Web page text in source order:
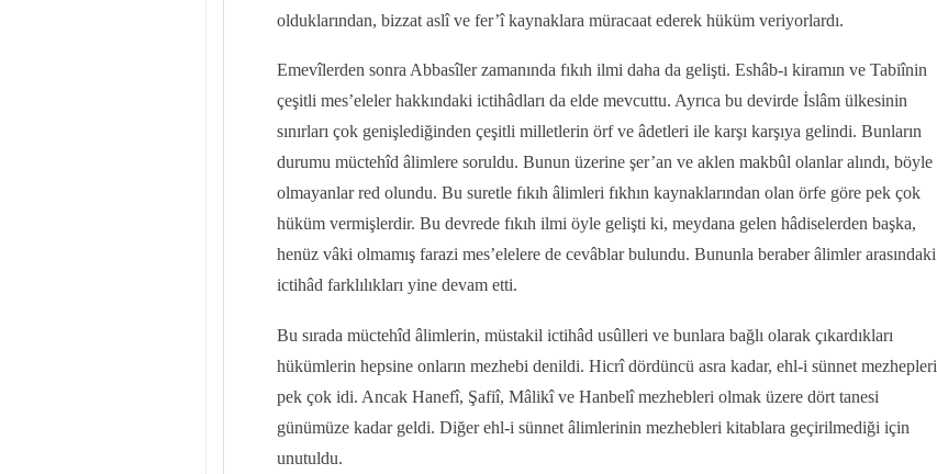
olduklarından, bizzat aslî ve fer’î kaynaklara müracaat ederek hüküm veriyorlardı.
Emevîlerden sonra Abbasîler zamanında fıkıh ilmi daha da gelişti. Eshâb-ı kiramın ve Tabiînin
çeşitli mes’eleler hakkındaki ictihâdları da elde mevcuttu. Ayrıca bu devirde İslâm ülkesinin
sınırları çok genişlediğinden çeşitli milletlerin örf ve âdetleri ile karşı karşıya gelindi. Bunların
durumu müctehîd âlimlere soruldu. Bunun üzerine şer’an ve aklen makbûl olanlar alındı, böyle
olmayanlar red olundu. Bu suretle fıkıh âlimleri fıkhın kaynaklarından olan örfe göre pek çok
hüküm vermişlerdir. Bu devrede fıkıh ilmi öyle gelişti ki, meydana gelen hâdiselerden başka,
henüz vâki olmamış farazi mes’elelere de cevâblar bulundu. Bununla beraber âlimler arasındaki
ictihâd farklılıkları yine devam etti.
Bu sırada müctehîd âlimlerin, müstakil ictihâd usûlleri ve bunlara bağlı olarak çıkardıkları
hükümlerin hepsine onların mezhebi denildi. Hicrî dördüncü asra kadar, ehl-i sünnet mezhepleri
pek çok idi. Ancak Hanefî, Şafiî, Mâlikî ve Hanbelî mezhebleri olmak üzere dört tanesi
günümüze kadar geldi. Diğer ehl-i sünnet âlimlerinin mezhebleri kitablara geçirilmediği için
unutuldu.